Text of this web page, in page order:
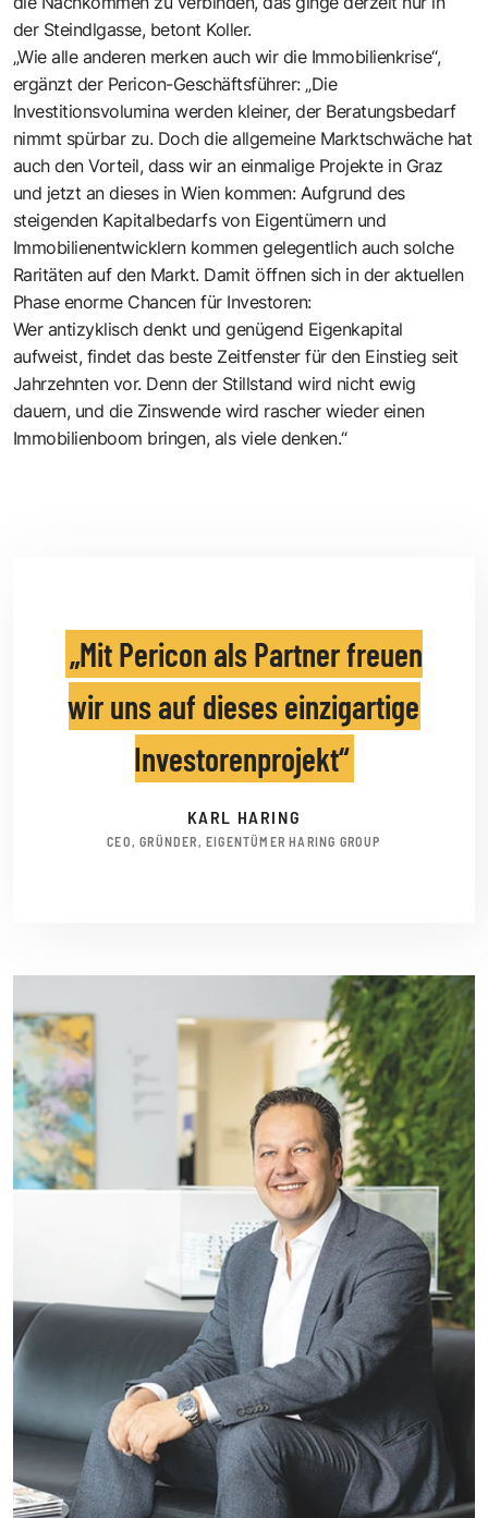
der Steindlgasse, betont Koller.
„Wie alle anderen merken auch wir die Immobilienkrise“,
ergänzt der Pericon-Geschäftsführer: „Die
Investitionsvolumina werden kleiner, der Beratungsbedarf
nimmt spürbar zu. Doch die allgemeine Marktschwäche hat
auch den Vorteil, dass wir an einmalige Projekte in Graz
und jetzt an dieses in Wien kommen: Aufgrund des
steigenden Kapitalbedarfs von Eigentümern und
Immobilienentwicklern kommen gelegentlich auch solche
Raritäten auf den Markt. Damit öffnen sich in der aktuellen
Phase enorme Chancen für Investoren:
Wer antizyklisch denkt und genügend Eigenkapital
aufweist, findet das beste Zeitfenster für den Einstieg seit
Jahrzehnten vor. Denn der Stillstand wird nicht ewig
dauern, und die Zinswende wird rascher wieder einen
Immobilienboom bringen, als viele denken.“
Mit Pericon als Partner freuen
wir uns auf dieses einzigartige
Investorenprojekt
KARL HARING
CEO, GRÜNDER, EIGENTÜMER HARING GROUP